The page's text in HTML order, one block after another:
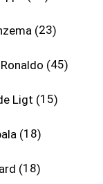
23
45
Ligt 15
18
18